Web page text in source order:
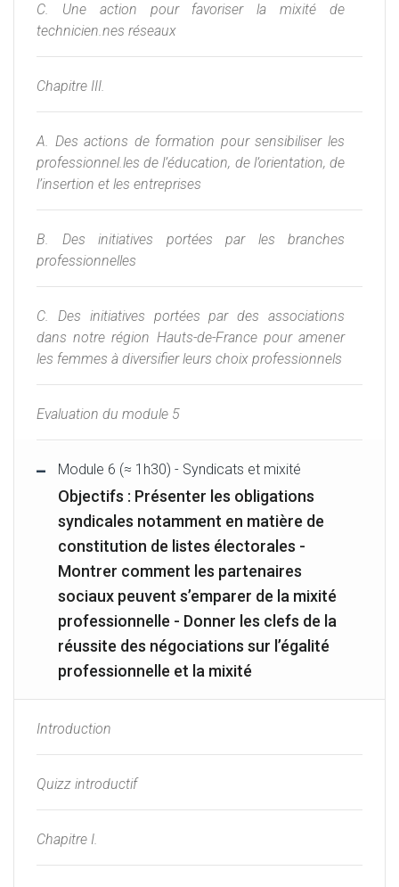
C. Une action pour favoriser la mixité de
technicien.nes réseaux
Chapitre III.
A. Des actions de formation pour sensibiliser les
professionnel.les de l’éducation, de l’orientation, de
l’insertion et les entreprises
B. Des initiatives portées par les branches
professionnelles
C. Des initiatives portées par des associations
dans notre région Hauts-de-France pour amener
les femmes à diversifier leurs choix professionnels
Evaluation du module 5
Module 6 (≈ 1h30) - Syndicats et mixité
Objectifs : Présenter les obligations
syndicales notamment en matière de
constitution de listes électorales -
Montrer comment les partenaires
sociaux peuvent s’emparer de la mixité
professionnelle - Donner les clefs de la
réussite des négociations sur l’égalité
professionnelle et la mixité
Introduction
Quizz introductif
Chapitre I.